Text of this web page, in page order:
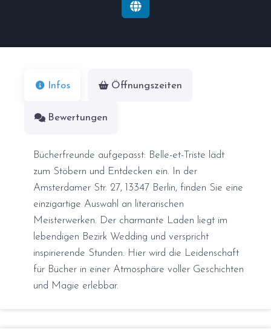
Infos Öffnungszeiten
Bewertungen
Bücherfreunde aufgepasst: Belle-et-Triste lädt
zum Stöbern und Entdecken ein. In der
Amsterdamer Str. 27, 13347 Berlin, finden Sie eine
einzigartige Auswahl an literarischen
Meisterwerken. Der charmante Laden liegt im
lebendigen Bezirk Wedding und verspricht
inspirierende Stunden. Hier wird die Leidenschaft
für Bücher in einer Atmosphäre voller Geschichten
und Magie erlebbar.